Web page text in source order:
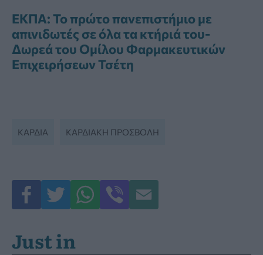
ΕΚΠΑ: Το πρώτο πανεπιστήμιο με
απινιδωτές σε όλα τα κτήριά του-
Δωρεά του Ομίλου Φαρμακευτικών
Επιχειρήσεων Τσέτη
ΚΑΡΔΙΑ ΚΑΡΔΙΑΚΗ ΠΡΟΣΒΟΛΗ
Just in